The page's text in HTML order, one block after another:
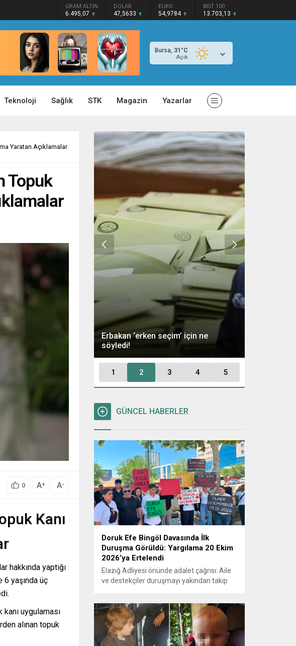
GRAM ALTIN
6.495,07
DOLAR
47,5633
EURO
54,9784
BIST 100
13.703,13
Bursa, 31 °C
Açık
Teknoloji Sağlık STK Magazin Yazarlar
Yaratan Açıklamalar
Topuk
0 A+ A-
Kanı
hakkında yaptığı
6 yaşında üç
uygulaması
alınan topuk
Değil,
Erbakan ‘erken seçim’ için ne
söyledi!
1 2 3 4 5
GÜNCEL HABERLER
Doruk Efe Bingöl Davasında İlk
Duruşma Görüldü: Yargılama 20 Ekim
2026’ya Ertelendi
Elazığ Adliyesi önünde adalet çağrısı: Aile
ve destekçiler duruşmayı yakından takip
soruşturması kapsamında açılan davanın
ilk duruşması Elazığ 2. Ağır Ceza
Mahkemesi’nde görüldü. Kamuoyunun
yakından takip ettiği davanın ilk duruşması